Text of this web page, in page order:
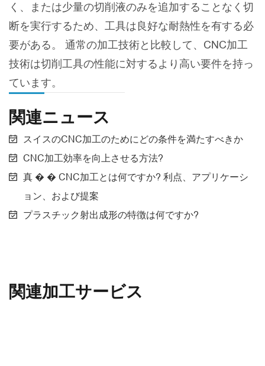
く、または少量の切削液のみを追加することなく切
断を実行するため、工具は良好な耐熱性を有する必
要がある。 通常の加工技術と比較して、CNC加工
技術は切削工具の性能に対するより高い要件を持っ
ています。
関連ニュース
スイスのCNC加工のためにどの条件を満たすべきか
CNC加工効率を向上させる方法?
真 � � CNC加工とは何ですか? 利点、アプリケーシ
ョン、および提案
プラスチック射出成形の特徴は何ですか?
関連加工サービス